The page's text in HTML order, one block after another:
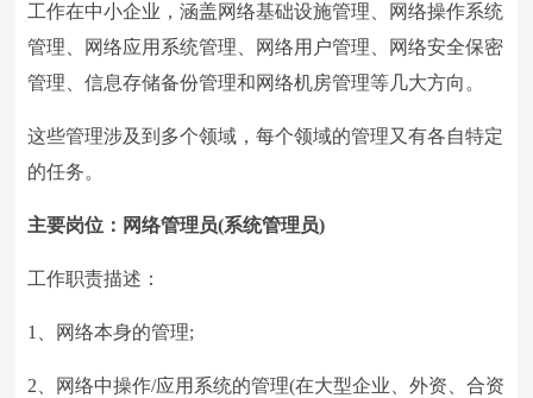
工作在中小企业，涵盖网络基础设施管理、网络操作系统
管理、网络应用系统管理、网络用户管理、网络安全保密
管理、信息存储备份管理和网络机房管理等几大方向。
这些管理涉及到多个领域，每个领域的管理又有各自特定
的任务。
主要岗位：网络管理员(系统管理员)
工作职责描述：
1、网络本身的管理;
2、网络中操作/应用系统的管理(在大型企业、外资、合资